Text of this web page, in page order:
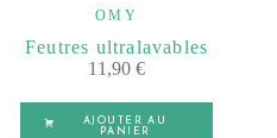
OMY
Feutres ultralavables
11,90€
AJOUTER AU
PANIER